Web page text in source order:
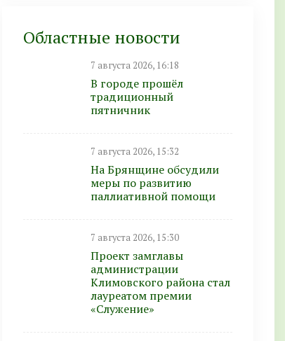
Областные новости
7 августа 2026, 16:18
В городе прошёл
традиционный
пятничник
7 августа 2026, 15:32
На Брянщине обсудили
меры по развитию
паллиативной помощи
7 августа 2026, 15:30
Проект замглавы
администрации
Климовского района стал
лауреатом премии
«Служение»